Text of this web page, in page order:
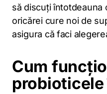
să discuți întotdeauna
oricărei cure noi de
asigura că faci
Cum